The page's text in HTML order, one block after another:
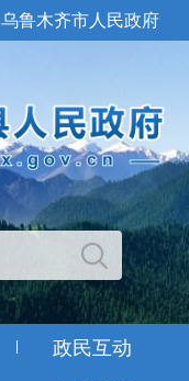
乌鲁木齐市人民政府
政民互动